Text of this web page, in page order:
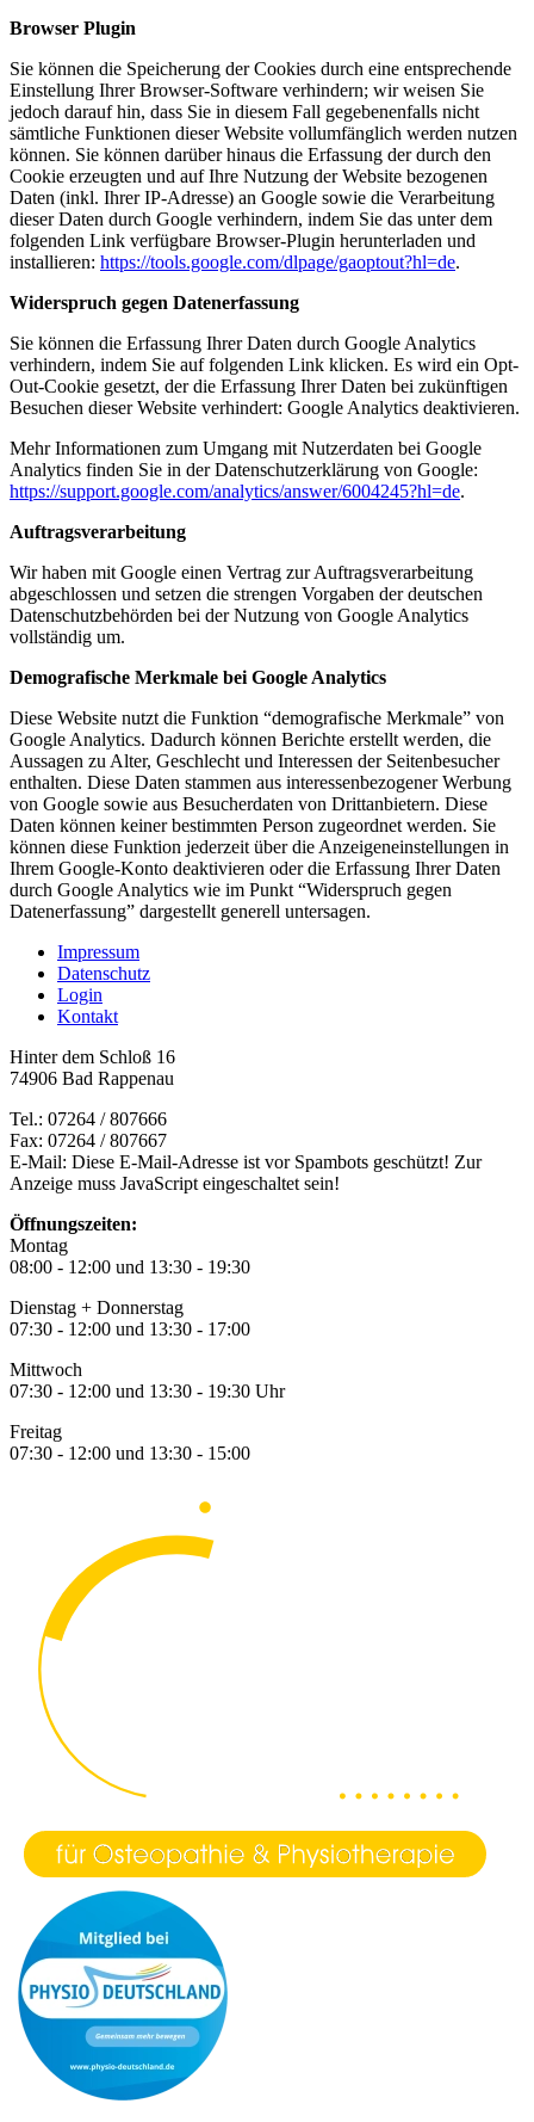
Browser Plugin
Sie können die Speicherung der Cookies durch eine entsprechende
Einstellung Ihrer Browser-Software verhindern; wir weisen Sie
jedoch darauf hin, dass Sie in diesem Fall gegebenenfalls nicht
sämtliche Funktionen dieser Website vollumfänglich werden nutzen
können. Sie können darüber hinaus die Erfassung der durch den
Cookie erzeugten und auf Ihre Nutzung der Website bezogenen
Daten (inkl. Ihrer IP-Adresse) an Google sowie die Verarbeitung
dieser Daten durch Google verhindern, indem Sie das unter dem
folgenden Link verfügbare Browser-Plugin herunterladen und
installieren: https://tools.google.com/dlpage/gaoptout?hl=de.
Widerspruch gegen Datenerfassung
Sie können die Erfassung Ihrer Daten durch Google Analytics
verhindern, indem Sie auf folgenden Link klicken. Es wird ein Opt-
Out-Cookie gesetzt, der die Erfassung Ihrer Daten bei zukünftigen
Besuchen dieser Website verhindert: Google Analytics deaktivieren.
Mehr Informationen zum Umgang mit Nutzerdaten bei Google
Analytics finden Sie in der Datenschutzerklärung von Google:
https://support.google.com/analytics/answer/6004245?hl=de.
Auftragsverarbeitung
Wir haben mit Google einen Vertrag zur Auftragsverarbeitung
abgeschlossen und setzen die strengen Vorgaben der deutschen
Datenschutzbehörden bei der Nutzung von Google Analytics
vollständig um.
Demografische Merkmale bei Google Analytics
Diese Website nutzt die Funktion “demografische Merkmale” von
Google Analytics. Dadurch können Berichte erstellt werden, die
Aussagen zu Alter, Geschlecht und Interessen der Seitenbesucher
enthalten. Diese Daten stammen aus interessenbezogener Werbung
von Google sowie aus Besucherdaten von Drittanbietern. Diese
Daten können keiner bestimmten Person zugeordnet werden. Sie
können diese Funktion jederzeit über die Anzeigeneinstellungen in
Ihrem Google-Konto deaktivieren oder die Erfassung Ihrer Daten
durch Google Analytics wie im Punkt “Widerspruch gegen
Datenerfassung” dargestellt generell untersagen.
Impressum
Datenschutz
Login
Kontakt
Hinter dem Schloß 16
74906 Bad Rappenau
Tel.: 07264 / 807666
Fax: 07264 / 807667
E-Mail: Diese E-Mail-Adresse ist vor Spambots geschützt! Zur
Anzeige muss JavaScript eingeschaltet sein!
Öffnungszeiten:
Montag
08:00 - 12:00 und 13:30 - 19:30
Dienstag + Donnerstag
07:30 - 12:00 und 13:30 - 17:00
Mittwoch
07:30 - 12:00 und 13:30 - 19:30 Uhr
Freitag
07:30 - 12:00 und 13:30 - 15:00